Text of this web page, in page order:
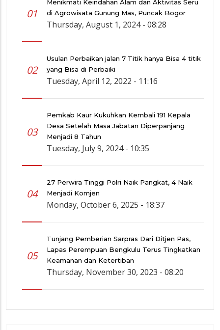
01
Menikmati Keindahan Alam dan Aktivitas Seru
di Agrowisata Gunung Mas, Puncak Bogor
Thursday, August 1, 2024 - 08:28
02
Usulan Perbaikan jalan 7 Titik hanya Bisa 4 titik
yang Bisa di Perbaiki
Tuesday, April 12, 2022 - 11:16
03
Pemkab Kaur Kukuhkan Kembali 191 Kepala
Desa Setelah Masa Jabatan Diperpanjang
Menjadi 8 Tahun
Tuesday, July 9, 2024 - 10:35
04
27 Perwira Tinggi Polri Naik Pangkat, 4 Naik
Menjadi Komjen
Monday, October 6, 2025 - 18:37
05
Tunjang Pemberian Sarpras Dari Ditjen Pas,
Lapas Perempuan Bengkulu Terus Tingkatkan
Keamanan dan Ketertiban
Thursday, November 30, 2023 - 08:20